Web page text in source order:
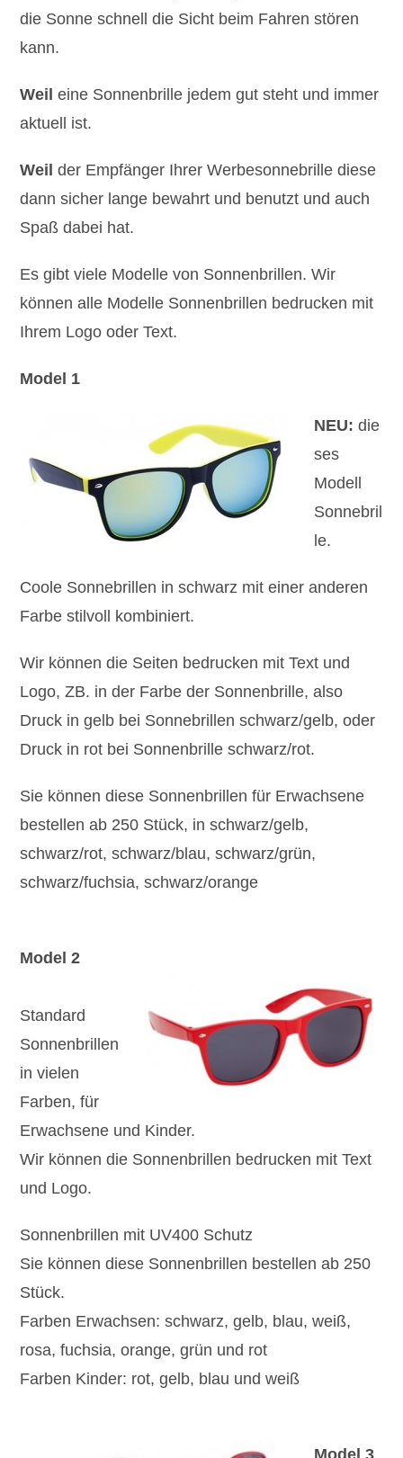
die Sonne schnell die Sicht beim Fahren stören
kann.
Weileine Sonnenbrille jedem gut steht und immer
aktuell ist.
Weil der Empfänger Ihrer Werbesonnebrille diese
dann sicher lange bewahrt und benutzt und auch
Spaß dabei hat.
Es gibt viele Modelle von Sonnenbrillen. Wir
können alle Modelle Sonnenbrillen bedrucken mit
Ihrem Logo oder Text.
Model 1
NEU: die
ses
Modell
Sonnebril
le.
Coole Sonnebrillen in schwarz mit einer anderen
Farbe stilvoll kombiniert.
Wir können die Seiten bedrucken mit Text und
Logo, ZB. in der Farbe der Sonnenbrille, also
Druck in gelb bei Sonnebrillen schwarz/gelb, oder
Druck in rot bei Sonnenbrille schwarz/rot.
Sie können diese Sonnenbrillen für Erwachsene
bestellen ab 250 Stück, in schwarz/gelb,
schwarz/rot, schwarz/blau, schwarz/grün,
schwarz/fuchsia, schwarz/orange
Model 2
Standard
Sonnenbrillen
in vielen
Farben, für
Erwachsene und Kinder.
Wir können die Sonnenbrillen bedrucken mit Text
und Logo.
Sonnenbrillen mit UV400 Schutz
Sie können diese Sonnenbrillen bestellen ab 250
Stück.
Farben Erwachsen: schwarz, gelb, blau, weiß,
rosa, fuchsia, orange, grün und rot
Farben Kinder: rot, gelb, blau und weiß
Model 3